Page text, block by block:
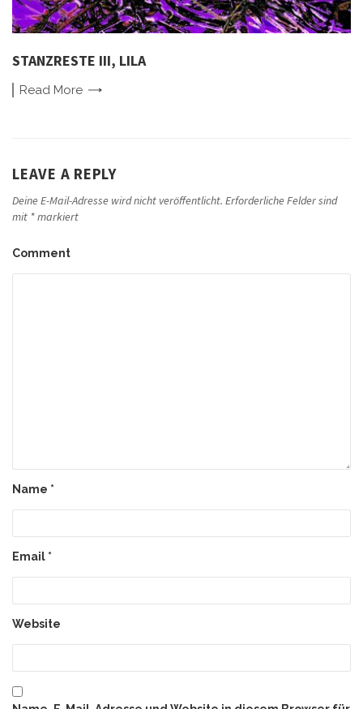
STANZRESTE III, LILA
Read More
LEAVE A REPLY
Deine E-Mail-Adresse wird nicht veröffentlicht. Erforderliche Felder sind
mit *markiert
Comment
Name *
Email *
Website